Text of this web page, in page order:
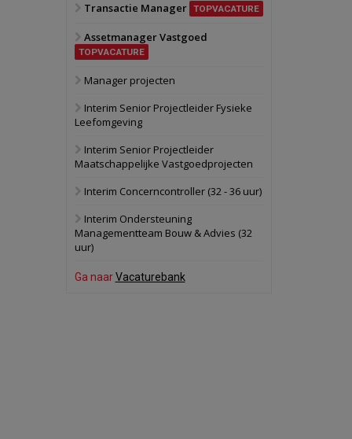
Oranje
28 september 2026
bedrijventerrein
Bekijk
Schuinesloot
politiebureau
17 september 2026
Voormalig
Transactie Manager TOPVACATURE
Assetmanager Vastgoed
TOPVACATURE
Manager projecten
Interim Senior Projectleider Fysieke
Leefomgeving
Interim Senior Projectleider
Maatschappelijke Vastgoedprojecten
Interim Concerncontroller (32 - 36 uur)
Interim Ondersteuning
Managementteam Bouw & Advies (32
uur)
Ga naarVacaturebank